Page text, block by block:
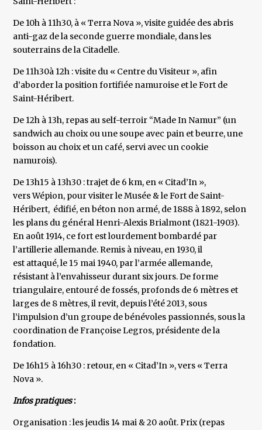
De 10h à 11h30, à « Terra Nova », visite guidée des abris
anti-gaz de la seconde guerre mondiale, dans les
souterrains de la Citadelle.
De 11h30à 12h : visite du « Centre du Visiteur », afin
d’aborder la position fortifiée namuroise et le Fort de
Saint-Héribert.
De 12h à 13h, repas au self-terroir “Made In Namur” (un
sandwich au choix ou une soupe avec pain et beurre, une
boisson au choix et un café, servi avec un cookie
namurois).
De 13h15 à 13h30 : trajet de 6 km, en « Citad’In »,
vers Wépion, pour visiter le Musée & le Fort de Saint-
Héribert, édifié, en béton non armé, de 1888 à 1892, selon
les plans du général Henri-Alexis Brialmont (1821-1903).
En août 1914, ce fort est lourdement bombardé par
l’artillerie allemande. Remis à niveau, en 1930, il
est attaqué, le 15 mai 1940, par l’armée allemande,
résistant à l’envahisseur durant six jours. De forme
triangulaire, entouré de fossés, profonds de 6 mètres et
larges de 8 mètres, il revit, depuis l’été 2013, sous
l’impulsion d’un groupe de bénévoles passionnés, sous la
coordination de Françoise Legros, présidente de la
fondation.
De 16h15 à 16h30 : retour, en « Citad’In », vers « Terra
Nova ».
Infos pratiques:
Organisation : les jeudis 14 mai & 20 août. Prix (repas